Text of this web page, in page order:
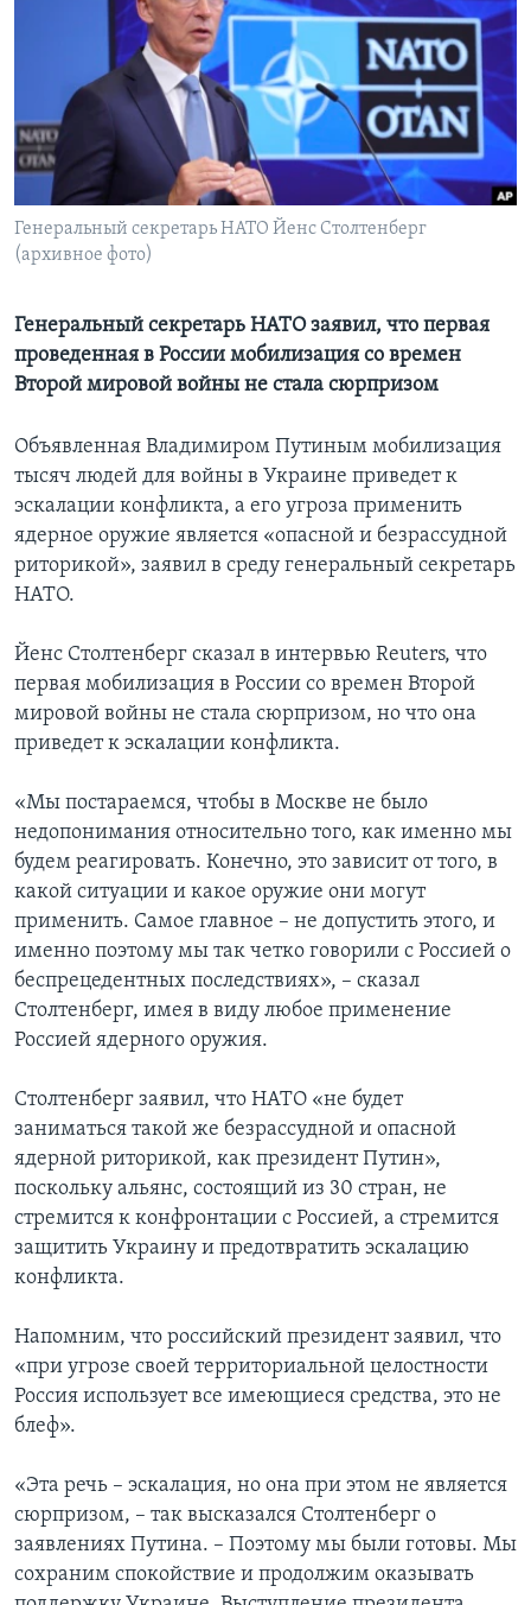
Learning English
СОЦИАЛЬНЫЕ СЕТИ
Генеральный секретарь НАТО Йенс Столтенберг
(архивное фото)
Генеральный секретарь НАТО заявил, что первая
проведенная в России мобилизация со времен
Второй мировой войны не стала сюрпризом
Объявленная Владимиром Путиным мобилизация
тысяч людей для войны в Украине приведет к
эскалации конфликта, а его угроза применить
ядерное оружие является «опасной и безрассудной
риторикой», заявил в среду генеральный секретарь
НАТО.
Йенс Столтенберг сказал в интервью Reuters, что
первая мобилизация в России со времен Второй
мировой войны не стала сюрпризом, но что она
приведет к эскалации конфликта.
«Мы постараемся, чтобы в Москве не было
недопонимания относительно того, как именно мы
будем реагировать. Конечно, это зависит от того, в
какой ситуации и какое оружие они могут
применить. Самое главное – не допустить этого, и
именно поэтому мы так четко говорили с Россией о
беспрецедентных последствиях», – сказал
Столтенберг, имея в виду любое применение
Россией ядерного оружия.
Столтенберг заявил, что НАТО «не будет
заниматься такой же безрассудной и опасной
ядерной риторикой, как президент Путин»,
поскольку альянс, состоящий из 30 стран, не
стремится к конфронтации с Россией, а стремится
защитить Украину и предотвратить эскалацию
конфликта.
Напомним, что российский президент заявил, что
«при угрозе своей территориальной целостности
Россия использует все имеющиеся средства, это не
блеф».
«Эта речь – эскалация, но она при этом не является
сюрпризом, – так высказался Столтенберг о
заявлениях Путина. – Поэтому мы были готовы. Мы
сохраним спокойствие и продолжим оказывать